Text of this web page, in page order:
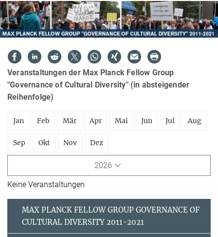
Veranstaltungen der Max Planck Fellow Group
"Governance of Cultural Diversity" (in absteigender
Reihenfolge)
Jan Feb Mär Apr Mai Jun Jul Aug
Sep Okt Nov Dez
2026
Keine Veranstaltungen
MAX PLANCK FELLOW GROUP GOVERNANCE OF
CULTURAL DIVERSITY 2011-2021